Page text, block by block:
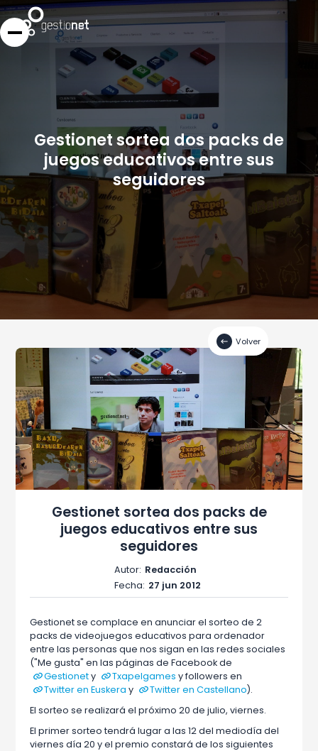
Gestionet sortea dos packs de
juegos educativos entre sus
seguidores
Volver
Gestionet sortea dos packs de
juegos educativos entre sus
seguidores
Autor: Redacción
Fecha: 27 jun 2012
Gestionet se complace en anunciar el sorteo de 2
packs de videojuegos educativos para ordenador
entre las personas que nos sigan en las redes sociales
("Me gusta" en las páginas de Facebook de
Gestionety Txapelgames y followers en
Twitter en Euskera y Twitter en Castellano).
El sorteo se realizará el próximo 20 de julio, viernes.
El primer sorteo tendrá lugar a las 12 del mediodía del
viernes día 20 y el premio constará de los siguientes